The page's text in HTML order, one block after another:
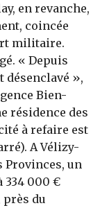
en revanche,
coincée
militaire.
« Depuis
désenclavé »,
Bien-
résidence des
à refaire est
A Vélizy-
Provinces, un
334 000 €
près du